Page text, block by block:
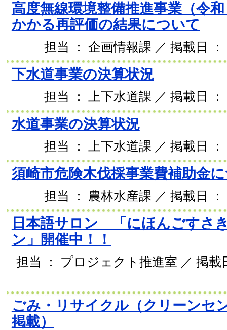
高度無線環境整備推進事業（令
かかる再評価の結果について
担当 ： 企画情報課 ／ 掲載日 ：
下水道事業の決算状況
担当 ： 上下水道課 ／ 掲載日 ：
水道事業の決算状況
担当 ： 上下水道課 ／ 掲載日 ：
須崎市危険木伐採事業費補助金
担当 ： 農林水産課 ／ 掲載日 ：
日本語サロン 「にほんごすさ
ン」開催中！！
担当 ： プロジェクト推進室 ／ 掲載
ごみ・リサイクル（クリーンセ
掲載）